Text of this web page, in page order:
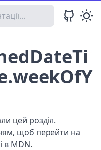
цей розділ.
щоб перейти на
в MDN.